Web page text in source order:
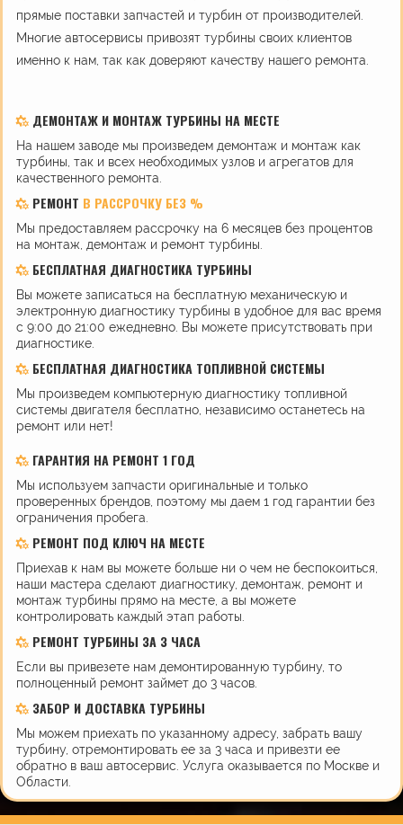
прямые поставки запчастей и турбин от производителей.
Многие автосервисы привозят турбины своих клиентов
именно к нам, так как доверяют качеству нашего ремонта.
ДЕМОНТАЖ И МОНТАЖ ТУРБИНЫ НА МЕСТЕ
На нашем заводе мы произведем демонтаж и монтаж как
турбины, так и всех необходимых узлов и агрегатов для
качественного ремонта.
РЕМОНТ В РАССРОЧКУ БЕЗ %
Мы предоставляем рассрочку на 6 месяцев без процентов
на монтаж, демонтаж и ремонт турбины.
БЕСПЛАТНАЯ ДИАГНОСТИКА ТУРБИНЫ
Вы можете записаться на бесплатную механическую и
электронную диагностику турбины в удобное для вас время
с 9:00 до 21:00 ежедневно. Вы можете присутствовать при
диагностике.
БЕСПЛАТНАЯ ДИАГНОСТИКА ТОПЛИВНОЙ СИСТЕМЫ
Мы произведем компьютерную диагностику топливной
системы двигателя бесплатно, независимо останетесь на
ремонт или нет!
ГАРАНТИЯ НА РЕМОНТ 1 ГОД
Мы используем запчасти оригинальные и только
проверенных брендов, поэтому мы даем 1 год гарантии без
ограничения пробега.
РЕМОНТ ПОД КЛЮЧ НА МЕСТЕ
Приехав к нам вы можете больше ни о чем не беспокоиться,
наши мастера сделают диагностику, демонтаж, ремонт и
монтаж турбины прямо на месте, а вы можете
контролировать каждый этап работы.
РЕМОНТ ТУРБИНЫ ЗА 3 ЧАСА
Если вы привезете нам демонтированную турбину, то
полноценный ремонт займет до 3 часов.
ЗАБОР И ДОСТАВКА ТУРБИНЫ
Мы можем приехать по указанному адресу, забрать вашу
турбину, отремонтировать ее за 3 часа и привезти ее
обратно в ваш автосервис. Услуга оказывается по Москве и
Области.